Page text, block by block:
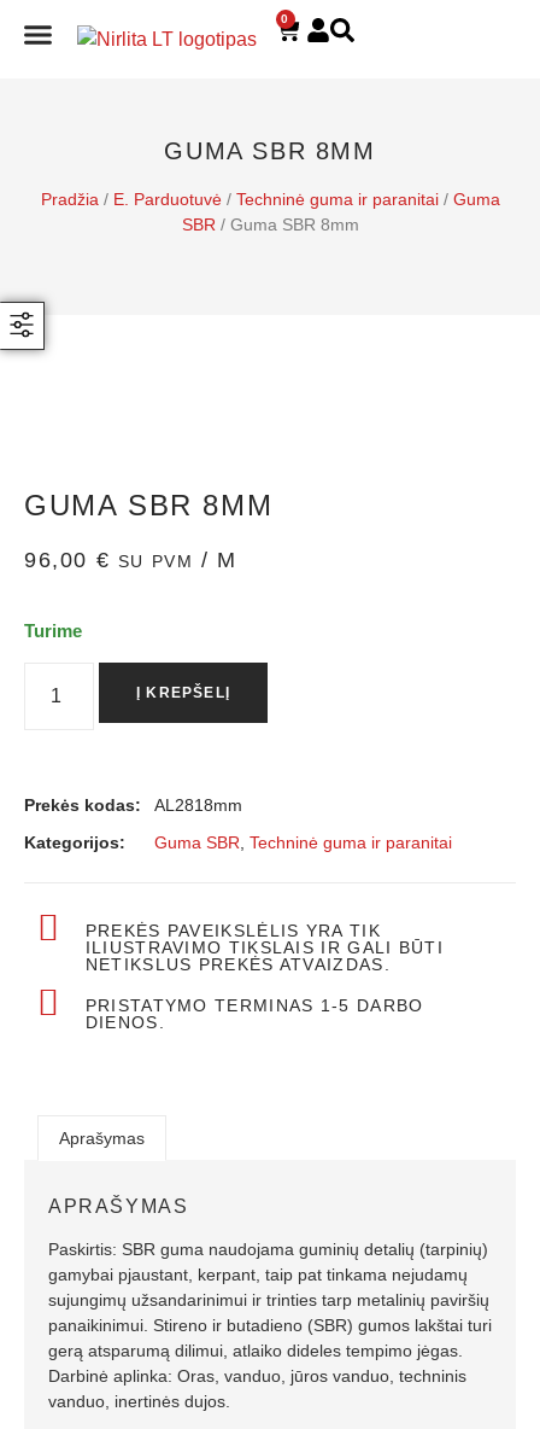
0
GUMA SBR 8MM
Pradžia / E. Parduotuvė/ Techninė guma ir paranitai/ Guma
SBR / Guma SBR 8mm
GUMA SBR 8MM
96,00 € SU PVM / M
Turime
Į KREPŠELĮ
Prekės kodas:
AL2818mm
Kategorijos:
Guma SBR Techninė guma ir paranitai
PREKĖS PAVEIKSLĖLIS YRA TIK
ILIUSTRAVIMO TIKSLAIS IR GALI BŪTI
NETIKSLUS PREKĖS ATVAIZDAS.
PRISTATYMO TERMINAS 1-5 DARBO
DIENOS.
Aprašymas
APRAŠYMAS
Paskirtis: SBR guma naudojama guminių detalių (tarpinių)
gamybai pjaustant, kerpant, taip pat tinkama nejudamų
sujungimų užsandarinimui ir trinties tarp metalinių paviršių
panaikinimui. Stireno ir butadieno (SBR) gumos lakštai turi
gerą atsparumą dilimui, atlaiko dideles tempimo jėgas.
Darbinė aplinka: Oras, vanduo, jūros vanduo, techninis
vanduo, inertinės dujos.